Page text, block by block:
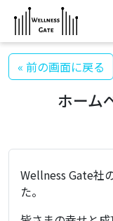
« 前の画面に戻る
ホーム
Wellness Gate社
た。